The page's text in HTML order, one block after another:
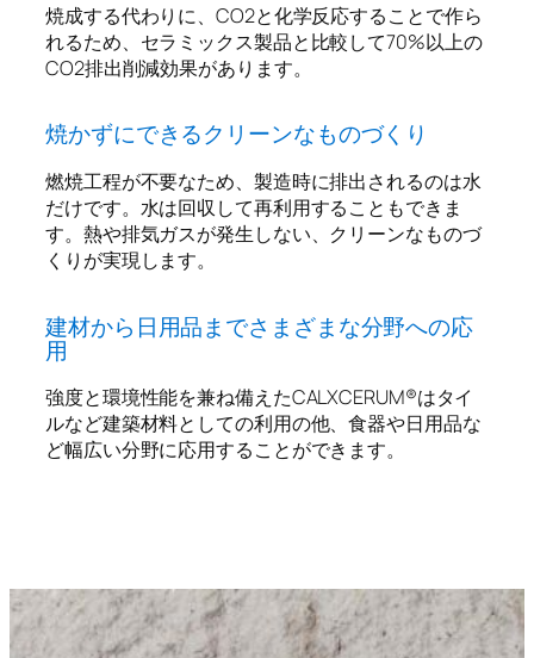
焼成する代わりに、CO2と化学反応することで作ら
れるため、セラミックス製品と比較して70%以上の
CO2排出削減効果があります。
焼かずにできるクリーンなものづくり
燃焼工程が不要なため、製造時に排出されるのは水
だけです。水は回収して再利用することもできま
す。熱や排気ガスが発生しない、クリーンなものづ
くりが実現します。
建材から日用品までさまざまな分野への応
用
強度と環境性能を兼ね備えたCALXCERUM®︎はタイ
ルなど建築材料としての利用の他、食器や日用品な
ど幅広い分野に応用することができます。